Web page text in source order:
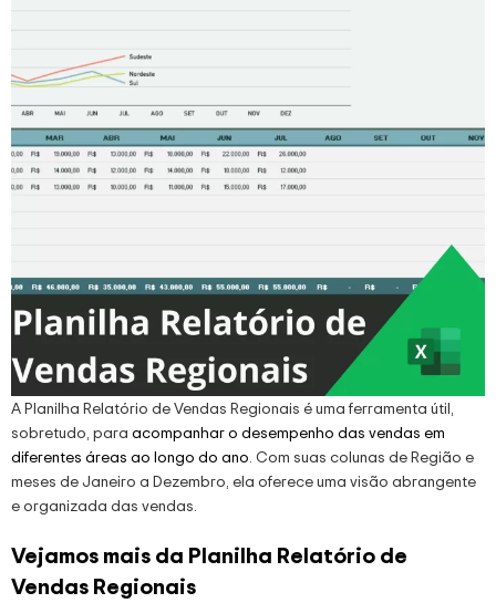
A Planilha Relatório de Vendas Regionais é uma ferramenta útil,
sobretudo, para acompanhar o desempenho das vendas em
diferentes áreas ao longo do ano. Com suas colunas de Região e
meses de Janeiro a Dezembro, ela oferece uma visão abrangente
e organizada das vendas.
Vejamos mais da Planilha Relatório de
Vendas Regionais